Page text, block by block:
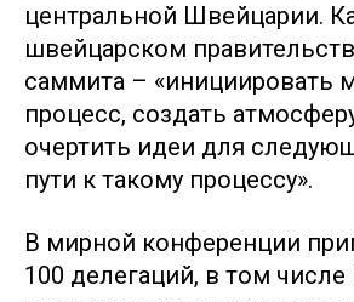
центральной Швейцарии.
швейцарском
саммита – «инициировать
процесс, создать
очертить идеи для
пути к такому процессу».
В мирной конференции
100 делегаций, в том числе